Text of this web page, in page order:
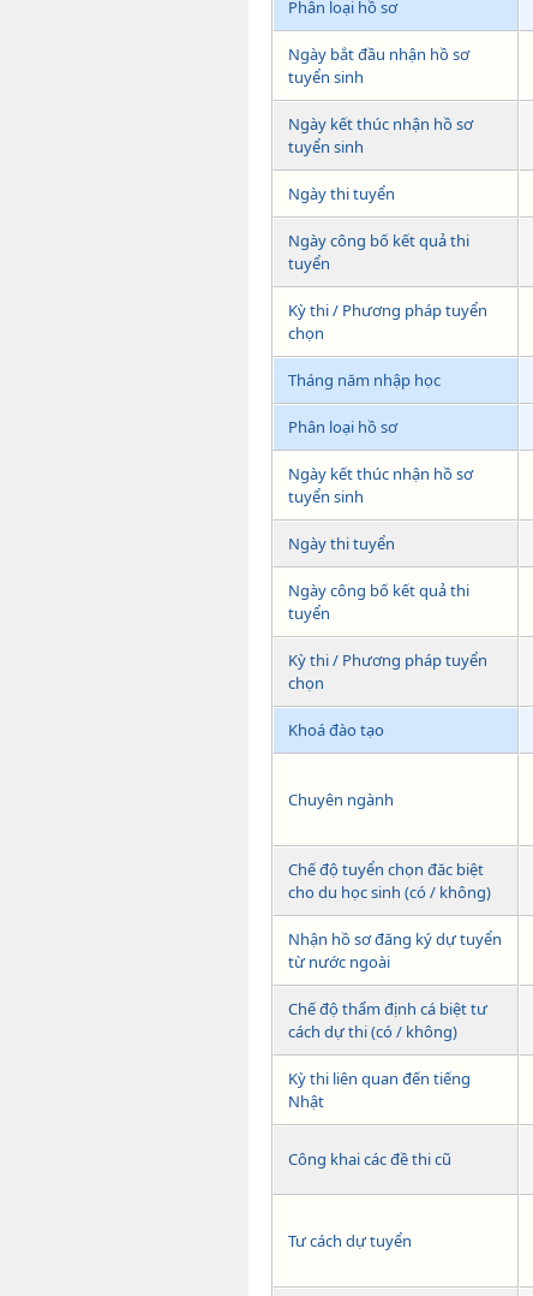
Phân loại hồ sơ
Ngày bắt đầu nhận hồ sơ
tuyển sinh
Ngày kết thúc nhận hồ sơ
tuyển sinh
Ngày thi tuyển
Ngày công bố kết quả thi
tuyển
Kỳ thi / Phương pháp tuyển
chọn
Tháng năm nhập học
Phân loại hồ sơ
Ngày kết thúc nhận hồ sơ
tuyển sinh
Ngày thi tuyển
Ngày công bố kết quả thi
tuyển
Kỳ thi / Phương pháp tuyển
chọn
Khoá đào tạo
Chuyên ngành
Chế độ tuyển chọn đăc biệt
cho du học sinh (có / không)
Nhận hồ sơ đăng ký dự tuyển
từ nước ngoài
Chế độ thẩm định cá biệt tư
cách dự thi (có / không)
Kỳ thi liên quan đến tiếng
Nhật
Công khai các đề thi cũ
Tư cách dự tuyển